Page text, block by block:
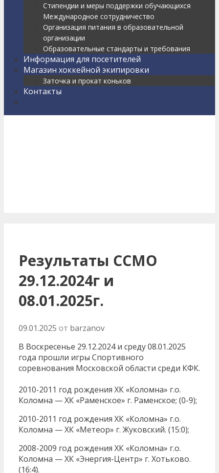
Стипендии и меры поддержки обучающихся
Международное сотрудничество
Организация питания в образовательной
организации
Образовательные стандарты и требования
Информация для посетителей
Магазин хоккейной экипировки
Заточка и прокат коньков
Контакты
Результаты ССМО
29.12.2024г и
08.01.2025г.
09.01.2025 от barzanov
В Воскресенье 29.12.2024 и среду 08.01.2025
года прошли игры Спортивного
соревнования Московской области среди КФК.
2010-2011 год рождения ХК «Коломна» г.о.
Коломна — ХК «Раменское» г. Раменское; (0-9);
2010-2011 год рождения ХК «Коломна» г.о.
Коломна — ХК «Метеор» г. Жуковский. (15:0);
2008-2009 год рождения ХК «Коломна» г.о.
Коломна — ХК «Энергия-Центр» г. Хотьково.
(16:4).